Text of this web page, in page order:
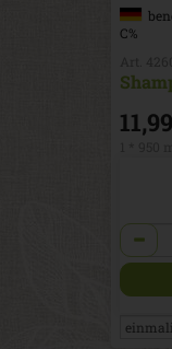
C%
Anzahl